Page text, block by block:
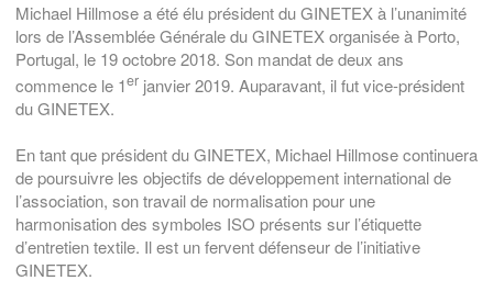
Michael Hillmose a été élu président du GINETEX à l’unanimité
lors de l’Assemblée Générale du GINETEX organisée à Porto,
Portugal, le 19 octobre 2018. Son mandat de deux ans
commence le 1er janvier 2019. Auparavant, il fut vice-président
du GINETEX.
En tant que président du GINETEX, Michael Hillmose continuera
de poursuivre les objectifs de développement international de
l’association, son travail de normalisation pour une
harmonisation des symboles ISO présents sur l’étiquette
d’entretien textile. Il est un fervent défenseur de l’initiative
GINETEX.